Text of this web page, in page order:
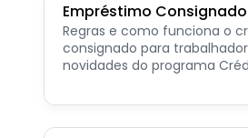
Empréstimo
Regras e como funciona o
consignado para
novidades do programa
consignado privado.